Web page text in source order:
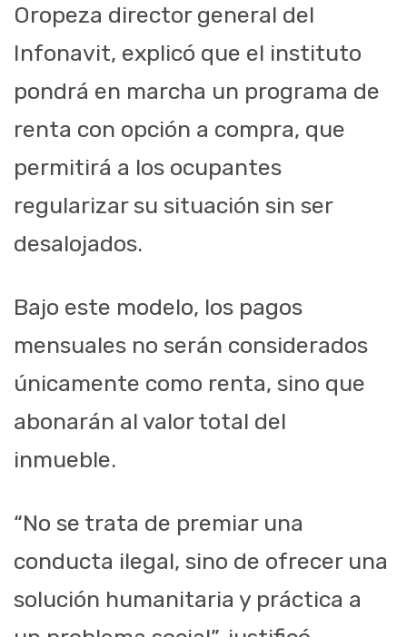
Oropeza director general del
Infonavit, explicó que el instituto
pondrá en marcha un programa de
renta con opción a compra, que
permitirá a los ocupantes
regularizar su situación sin ser
desalojados.
Bajo este modelo, los pagos
mensuales no serán considerados
únicamente como renta, sino que
abonarán al valor total del
inmueble.
“No se trata de premiar una
conducta ilegal, sino de ofrecer una
solución humanitaria y práctica a